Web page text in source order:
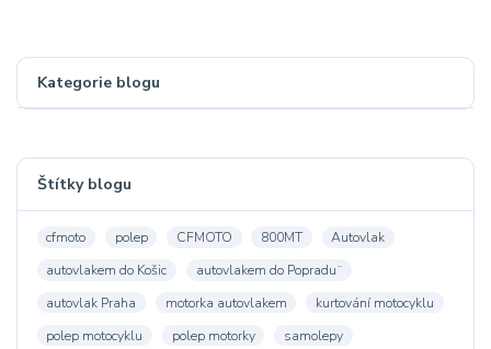
Kategorie blogu
Štítky blogu
cfmoto polep CFMOTO 800MT
Autovlak
autovlakem do Košic
autovlakem do Popradu¨
autovlak Praha
motorka autovlakem
kurtování motocyklu
polep motocyklu
polep motorky
samolepy